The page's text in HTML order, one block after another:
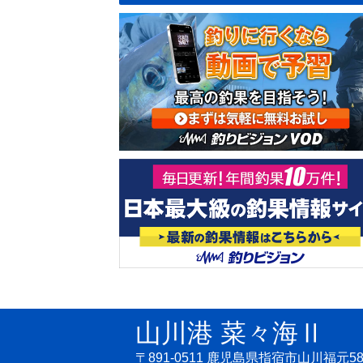
山川港 菜々海Ⅱ
〒891-0511 鹿児島県指宿市山川福元